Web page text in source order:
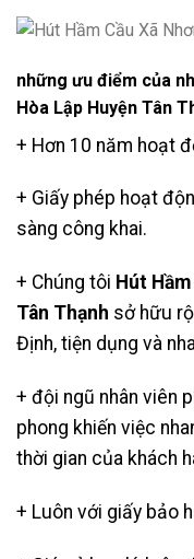
những ưu điểm của
Hòa Lập Huyện Tân
+ Hơn 10 năm hoạt
+ Giấy phép hoạt
sàng công khai.
+ Chúng tôi Hút
Tân Thạnh sở hữu
Định, tiện dụng và
+ đội ngũ nhân viên
phong khiến việc
thời gian của khách
+ Luôn với giấy bảo